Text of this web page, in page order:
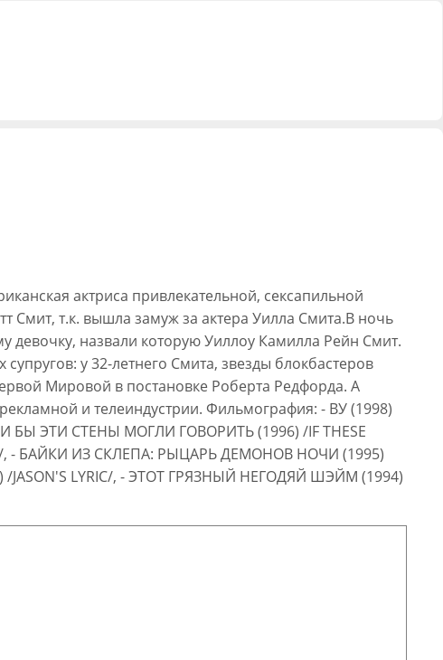
актриса привлекательной, сексапильной
Смит, т.к. вышла замуж за актера Уилла Смита.В ночь
девочку, назвали которую Уиллоу Камилла Рейн Смит.
у 32-летнего Смита, звезды блокбастеров
Мировой в постановке Роберта Редфорда. А
и телеиндустрии. Фильмография: - ВУ (1998)
БЫ ЭТИ СТЕНЫ МОГЛИ ГОВОРИТЬ (1996) /IF THESE
, - БАЙКИ ИЗ СКЛЕПА: РЫЦАРЬ ДЕМОНОВ НОЧИ (1995)
/JASON'S LYRIC/, - ЭТОТ ГРЯЗНЫЙ НЕГОДЯЙ ШЭЙМ (1994)